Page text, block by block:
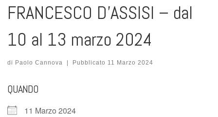
FRANCESCO D’ASSISI – dal
10 al 13 marzo 2024
di Paolo Cannova Pubblicato 11 Marzo 2024
QUANDO
11 Marzo 2024